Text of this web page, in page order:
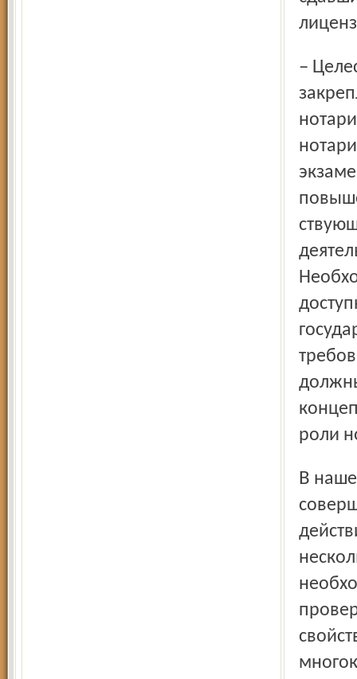
– Целесообразно говорить о законодательном
роли
В нашей стране, по данным «Российской газеты», в год